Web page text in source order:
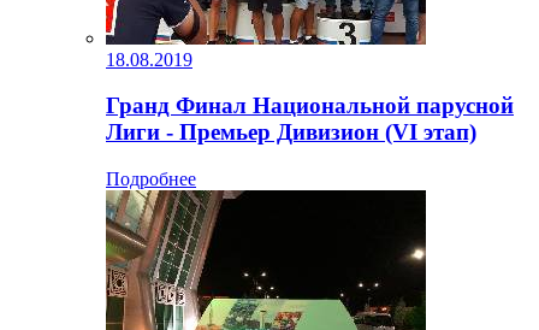
18.08.2019
Гранд Финал Национальной парусной
Лиги - Премьер Дивизион (VI этап)
Подробнее